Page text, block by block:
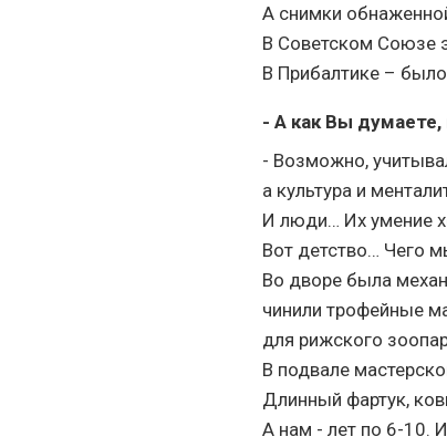
А снимки
В Советском Союзе
В Прибалтике –
- А как Вы думаете,
- Возможно,
а культура и
И люди… Их умение
Вот детство… Чего
Во дворе была
чинили трофейные
для рижского
В подвале
Длинный фартук,
А нам - лет по 6-10.